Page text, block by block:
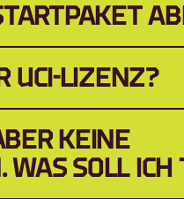
UCI-LIZENZ?
KEINE
WAS SOLL ICH